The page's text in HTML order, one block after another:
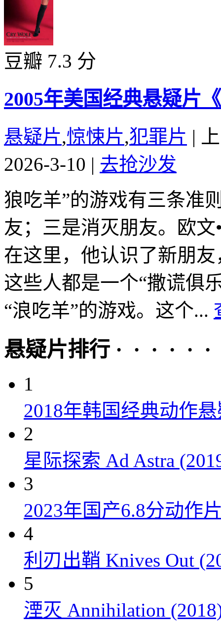
豆瓣 7.3 分
2005年美国经典悬疑片
悬疑片,惊悚片,犯罪片 |
2026-3-10 | 去抢沙发
狼吃羊”的游戏有三条准
友；三是消灭朋友。欧
在这里，他认识了新朋
这些人都是一个“撒谎俱
“浪吃羊”的游戏。这个...
悬疑片排行 · · · · · ·
1
2018年韩国经典动作
2
星际探索 Ad Astra
3
2023年国产6.8分动作
4
利刃出鞘 Knives Out
5
湮灭 Annihilation